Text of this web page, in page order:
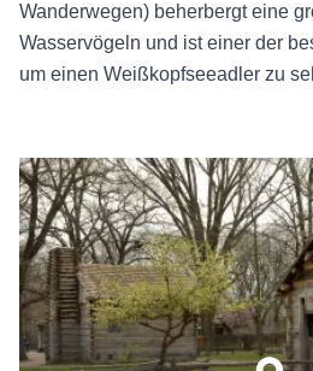
Wanderwegen) beherbergt eine
Wasservögeln und ist einer der
um einen Weißkopfseeadler zu